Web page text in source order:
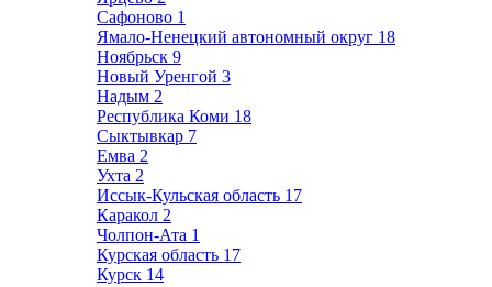
Сафоново 1
Ямало-Ненецкий автономный округ 18
Ноябрьск 9
Новый Уренгой 3
Надым 2
Республика Коми 18
Сыктывкар 7
Емва 2
Ухта 2
Иссык-Кульская область 17
Каракол 2
Чолпон-Ата 1
Курская область 17
Курск 14